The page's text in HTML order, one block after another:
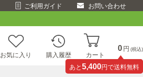
ご利用ガイド お問い合わせ
お気に入り 購入履歴 カート
0 円 (税込)
あと 5,400円で送料無料